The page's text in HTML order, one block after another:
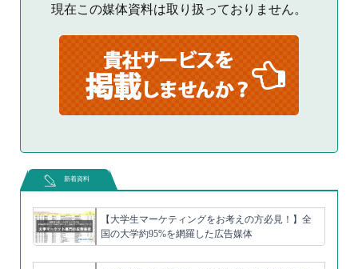
現在この媒体資料は取り扱っておりません。
新着資料
【大学生マーケティングをお考えの方必見！】全
国の大学約95%を網羅した広告媒体